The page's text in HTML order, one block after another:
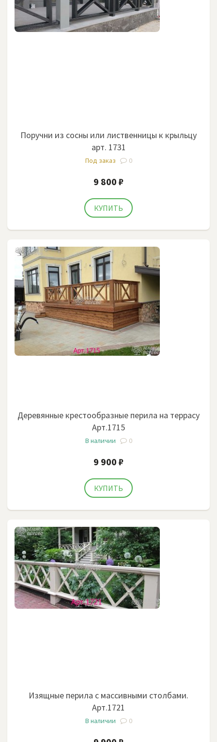
Поручни из сосны или лиственницы к крыльцу
арт. 1731
Под заказ 0
9 800 ₽
Деревянные крестообразные перила на террасу
Арт.1715
В наличии 0
9 900 ₽
Изящные перила с массивными столбами.
Арт.1721
В наличии 0